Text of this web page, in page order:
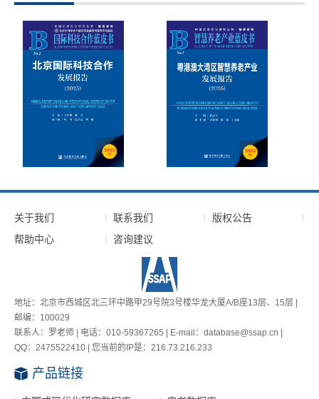
关于我们 联系我们
版权公告
帮助中心
咨询建议
地址：北京市西城区北三环中路甲29号院3号楼华龙大厦A/B座13层、15层 |
邮编：100029
联系人：罗老师 | 电话：010-59367265 | E-mail：database@ssap.cn |
QQ：2475522410 | 您当前的IP是： 216.73.216.233
产品链接